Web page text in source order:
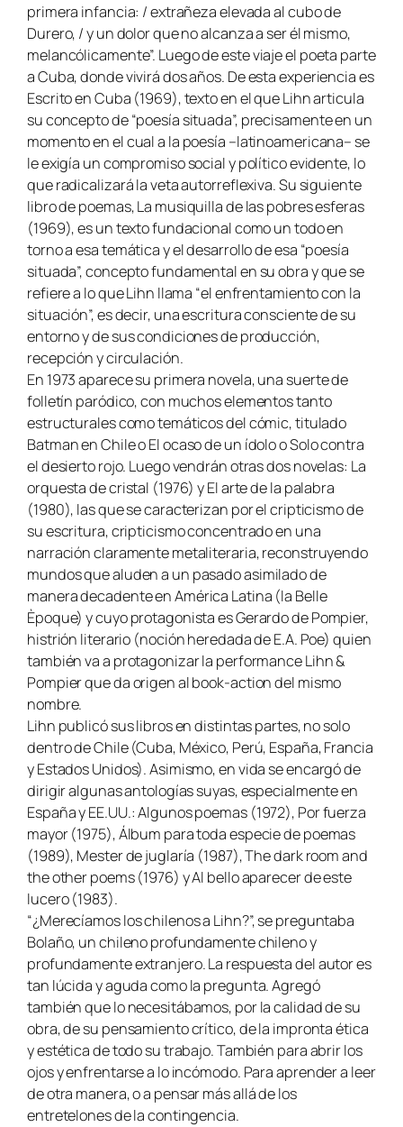
primera infancia: / extrañeza elevada al cubo de
Durero, / y un dolor que no alcanza a ser él mismo,
melancólicamente”. Luego de este viaje el poeta parte
a Cuba, donde vivirá dos años. De esta experiencia es
Escrito en Cuba (1969), texto en el que Lihn articula
su concepto de “poesía situada”, precisamente en un
momento en el cual a la poesía –latinoamericana– se
le exigía un compromiso social y político evidente, lo
que radicalizará la veta autorreflexiva. Su siguiente
libro de poemas, La musiquilla de las pobres esferas
(1969), es un texto fundacional como un todo en
torno a esa temática y el desarrollo de esa “poesía
situada”, concepto fundamental en su obra y que se
refiere a lo que Lihn llama “el enfrentamiento con la
situación”, es decir, una escritura consciente de su
entorno y de sus condiciones de producción,
recepción y circulación.
En 1973 aparece su primera novela, una suerte de
folletín paródico, con muchos elementos tanto
estructurales como temáticos del cómic, titulado
Batman en Chile o El ocaso de un ídolo o Solo contra
el desierto rojo. Luego vendrán otras dos novelas: La
orquesta de cristal (1976) y El arte de la palabra
(1980), las que se caracterizan por el cripticismo de
su escritura, cripticismo concentrado en una
narración claramente metaliteraria, reconstruyendo
mundos que aluden a un pasado asimilado de
manera decadente en América Latina (la Belle
Èpoque) y cuyo protagonista es Gerardo de Pompier,
histrión literario (noción heredada de E.A. Poe) quien
también va a protagonizar la performance Lihn &
Pompier que da origen al book-action del mismo
nombre.
Lihn publicó sus libros en distintas partes, no solo
dentro de Chile (Cuba, México, Perú, España, Francia
y Estados Unidos). Asimismo, en vida se encargó de
dirigir algunas antologías suyas, especialmente en
España y EE.UU.: Algunos poemas (1972), Por fuerza
mayor (1975), Álbum para toda especie de poemas
(1989), Mester de juglaría (1987), The dark room and
the other poems (1976) y Al bello aparecer de este
lucero (1983).
“¿Merecíamos los chilenos a Lihn?”, se preguntaba
Bolaño, un chileno profundamente chileno y
profundamente extranjero. La respuesta del autor es
tan lúcida y aguda como la pregunta. Agregó
también que lo necesitábamos, por la calidad de su
obra, de su pensamiento crítico, de la impronta ética
y estética de todo su trabajo. También para abrir los
ojos y enfrentarse a lo incómodo. Para aprender a leer
de otra manera, o a pensar más allá de los
entretelones de la contingencia.